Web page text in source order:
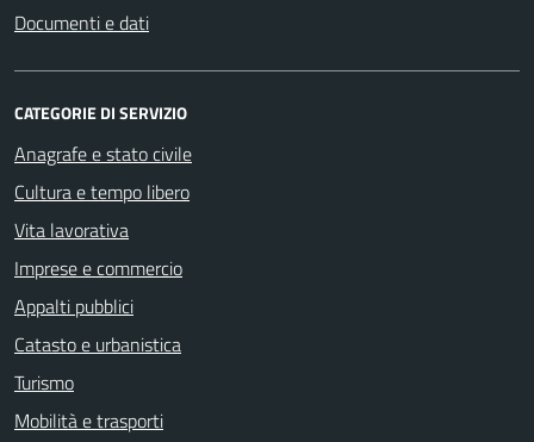
Documenti e dati
CATEGORIE DI SERVIZIO
Anagrafe e stato civile
Cultura e tempo libero
Vita lavorativa
Imprese e commercio
Appalti pubblici
Catasto e urbanistica
Turismo
Mobilità e trasporti